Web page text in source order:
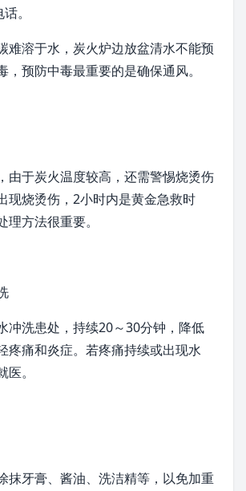
。
难溶于水，炭火炉边放盆清水不能预
，预防中毒最重要的是确保通风。
由于炭火温度较高，还需警惕烧烫伤
现烧烫伤，2小时内是黄金急救时
方法很重要。
冲洗患处，持续20～30分钟，降低
疼痛和炎症。若疼痛持续或出现水
医。
牙膏、 酱油、洗洁精等，以免加重